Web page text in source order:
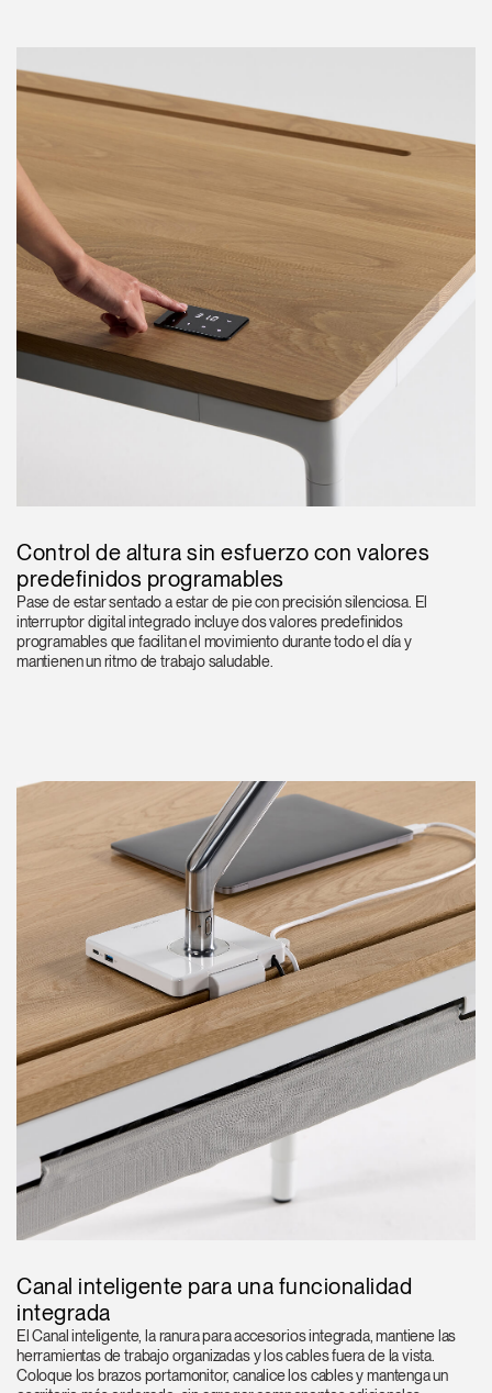
Control de altura sin esfuerzo con valores
predefinidos programables
Pase de estar sentado a estar de pie con precisión silenciosa. El
interruptor digital integrado incluye dos valores predefinidos
programables que facilitan el movimiento durante todo el día y
mantienen un ritmo de trabajo saludable.
Canal inteligente para una funcionalidad
integrada
El Canal inteligente, la ranura para accesorios integrada, mantiene las
herramientas de trabajo organizadas y los cables fuera de la vista.
Coloque los brazos portamonitor, canalice los cables y mantenga un